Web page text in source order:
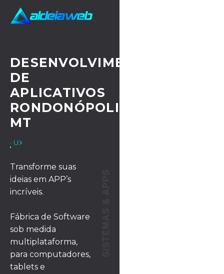
DESENVOLVIMENTO
DE
APLICATIVOS
RONDONÓPOLIS
MT
· UX/UI DESIGN
Transforme suas
ideias em APP’s
incríveis.
Fábrica de Software
sob medida
multiplataforma,
para computadores,
tablets e